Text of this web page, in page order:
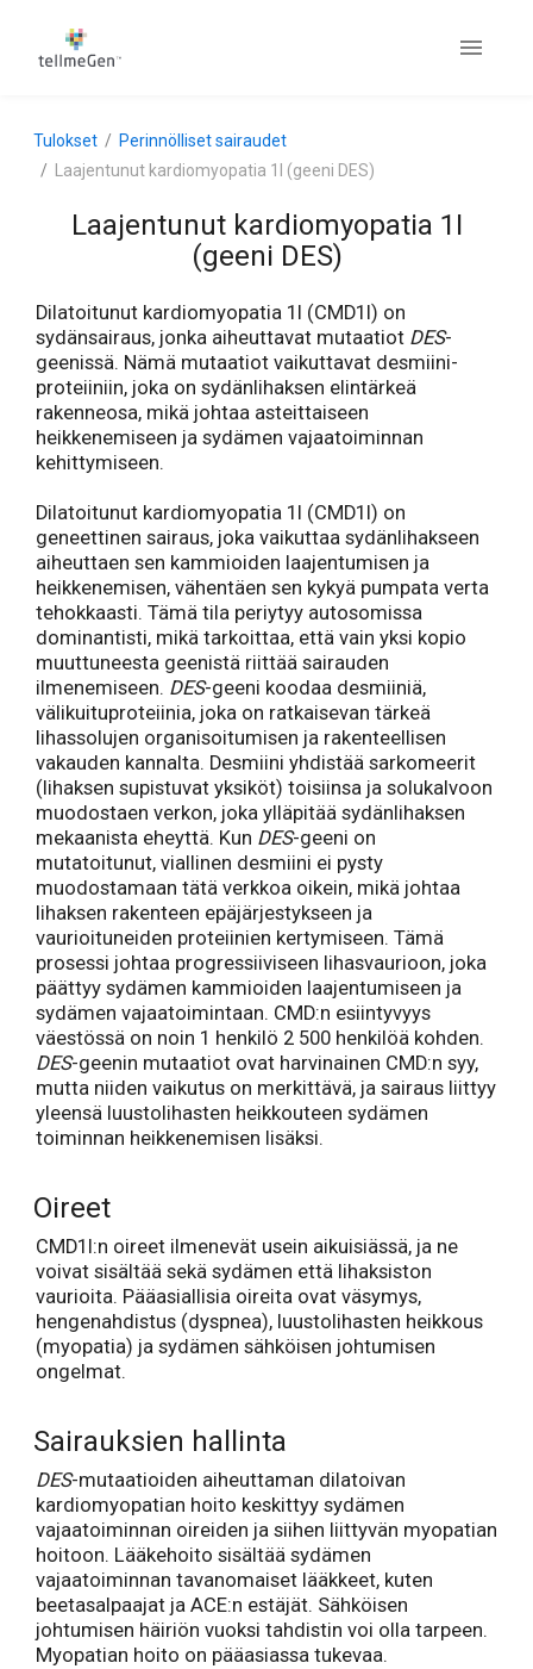
Tulokset
Perinnölliset sairaudet
Laajentunut kardiomyopatia 1I (geeni DES)
Laajentunut kardiomyopatia 1I
(geeni DES)
Dilatoitunut kardiomyopatia 1I (CMD1I) on
sydänsairaus, jonka aiheuttavat mutaatiot DES-
geenissä. Nämä mutaatiot vaikuttavat desmiini-
proteiiniin, joka on sydänlihaksen elintärkeä
rakenneosa, mikä johtaa asteittaiseen
heikkenemiseen ja sydämen vajaatoiminnan
kehittymiseen.
Dilatoitunut kardiomyopatia 1I (CMD1I) on
geneettinen sairaus, joka vaikuttaa sydänlihakseen
aiheuttaen sen kammioiden laajentumisen ja
heikkenemisen, vähentäen sen kykyä pumpata verta
tehokkaasti. Tämä tila periytyy autosomissa
dominantisti, mikä tarkoittaa, että vain yksi kopio
muuttuneesta geenistä riittää sairauden
ilmenemiseen. DES-geeni koodaa desmiiniä,
välikuituproteiinia, joka on ratkaisevan tärkeä
lihassolujen organisoitumisen ja rakenteellisen
vakauden kannalta. Desmiini yhdistää sarkomeerit
(lihaksen supistuvat yksiköt) toisiinsa ja solukalvoon
muodostaen verkon, joka ylläpitää sydänlihaksen
mekaanista eheyttä. Kun DES-geeni on
mutatoitunut, viallinen desmiini ei pysty
muodostamaan tätä verkkoa oikein, mikä johtaa
lihaksen rakenteen epäjärjestykseen ja
vaurioituneiden proteiinien kertymiseen. Tämä
prosessi johtaa progressiiviseen lihasvaurioon, joka
päättyy sydämen kammioiden laajentumiseen ja
sydämen vajaatoimintaan. CMD:n esiintyvyys
väestössä on noin 1 henkilö 2 500 henkilöä kohden.
DES-geenin mutaatiot ovat harvinainen CMD:n syy,
mutta niiden vaikutus on merkittävä, ja sairaus liittyy
yleensä luustolihasten heikkouteen sydämen
toiminnan heikkenemisen lisäksi.
Oireet
CMD1I:n oireet ilmenevät usein aikuisiässä, ja ne
voivat sisältää sekä sydämen että lihaksiston
vaurioita. Pääasiallisia oireita ovat väsymys,
hengenahdistus (dyspnea), luustolihasten heikkous
(myopatia) ja sydämen sähköisen johtumisen
ongelmat.
Sairauksien hallinta
DES-mutaatioiden aiheuttaman dilatoivan
kardiomyopatian hoito keskittyy sydämen
vajaatoiminnan oireiden ja siihen liittyvän myopatian
hoitoon. Lääkehoito sisältää sydämen
vajaatoiminnan tavanomaiset lääkkeet, kuten
beetasalpaajat ja ACE:n estäjät. Sähköisen
johtumisen häiriön vuoksi tahdistin voi olla tarpeen.
Myopatian hoito on pääasiassa tukevaa.